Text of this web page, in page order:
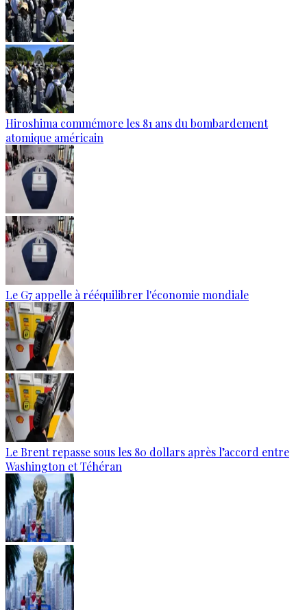
Hiroshima commémore les 81 ans du bombardement
atomique américain
Le G7 appelle à rééquilibrer l'économie mondiale
Le Brent repasse sous les 80 dollars après l’accord entre
Washington et Téhéran